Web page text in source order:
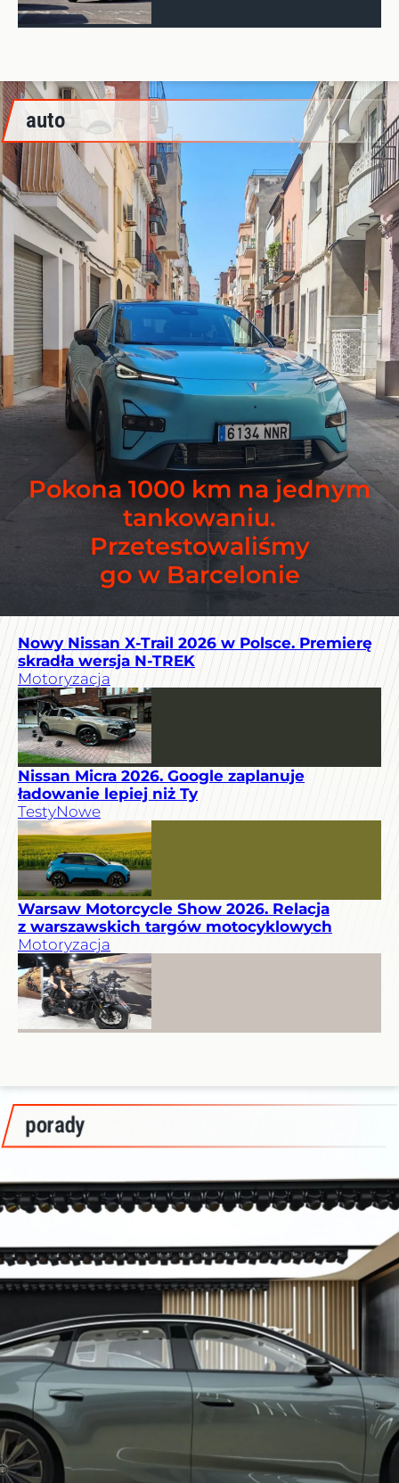
auto
Pokona 1000 km na jednym
tankowaniu.
Przetestowaliśmy
go w Barcelonie
Nowy Nissan X-Trail 2026 w Polsce. Premierę
skradła wersja N-TREK
Motoryzacja
Nissan Micra 2026. Google zaplanuje
ładowanie lepiej niż Ty
TestyNowe
Warsaw Motorcycle Show 2026. Relacja
z warszawskich targów motocyklowych
Motoryzacja
porady